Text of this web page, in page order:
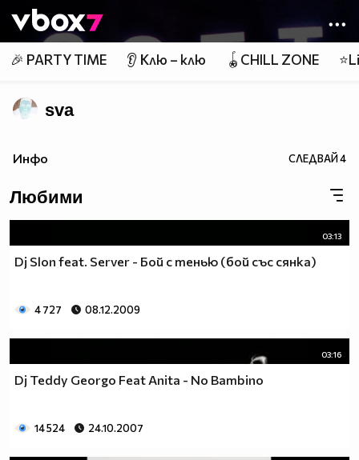
👾
🎉 PARTY TIME 👂 Клю – клю 🪀CHILL ZONE
sva
Инфо СЛЕДВАЙ4
Любими
03:13
Dj Slon feat. Server - Бой с тенью (бой със сянка)
4 727 08.12.2009
03:16
Dj Teddy Georgo Feat Anita - No Bambino
14 524 24.10.2007